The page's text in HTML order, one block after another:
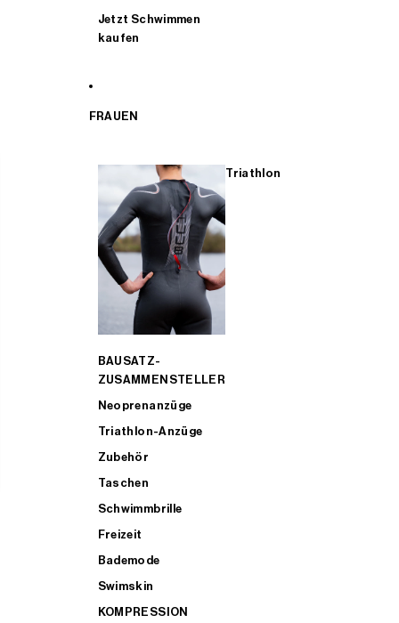
Jetzt Schwimmen
kaufen
FRAUEN
Triathlon
BAUSATZ-
ZUSAMMENSTELLER
Neoprenanzüge
Triathlon-Anzüge
Zubehör
Taschen
Schwimmbrille
Freizeit
Bademode
Swimskin
KOMPRESSION